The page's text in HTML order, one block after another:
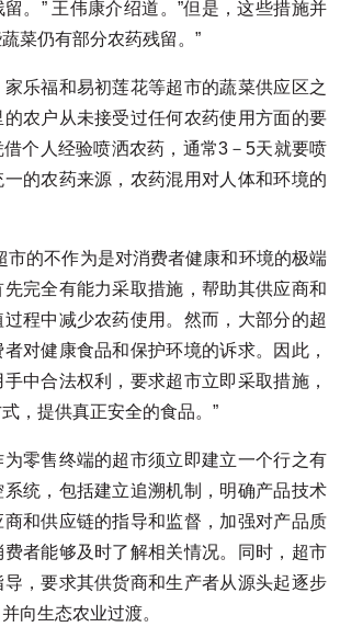
。” 王伟康介绍道。”但是，这些措施并
菜仍有部分农药残留。”
乐福和易初莲花等超市的蔬菜供应区之
农户从未接受过任何农药使用方面的要
个人经验喷洒农药，通常3－5天就要喷
的农药来源，农药混用对人体和环境的
市的不作为是对消费者健康和环境的极端
完全有能力采取措施，帮助其供应商和
程中减少农药使用。然而，大部分的超
对健康食品和保护环境的诉求。因此，
中合法权利，要求超市立即采取措施，
，提供真正安全的食品。”
零售终端的超市须立即建立一个行之有
统，包括建立追溯机制，明确产品技术
和供应链的指导和监督，加强对产品质
者能够及时了解相关情况。同时，超市
，要求其供货商和生产者从源头起逐步
向生态农业过渡。